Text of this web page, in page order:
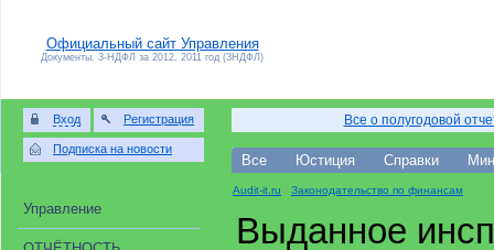
Официальный сайт Управления
Документы. 3-НДФЛ за 2012, 2011 год (3НДФЛ)
Вход Регистрация
Подписка на новости
Все о полугодовой
Все Юстиция Справки
Управление
Audit-it.ru / Законодательство по финансам
Выданное